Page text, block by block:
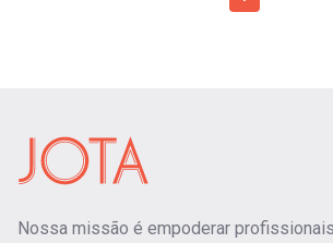
Nossa missão é empoderar